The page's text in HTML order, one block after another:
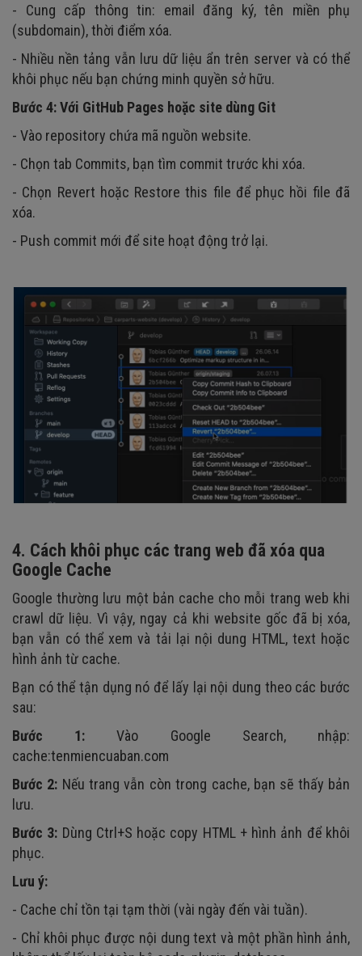
- Cung cấp thông tin: email đăng ký, tên miền phụ
(subdomain), thời điểm xóa.
- Nhiều nền tảng vẫn lưu dữ liệu ẩn trên server và có thể
khôi phục nếu bạn chứng minh quyền sở hữu.
Bước 4: Với GitHub Pages hoặc site dùng Git
- Vào repository chứa mã nguồn website.
- Chọn tab Commits, bạn tìm commit trước khi xóa.
- Chọn Revert hoặc Restore this file để phục hồi file đã
xóa.
- Push commit mới để site hoạt động trở lại.
4. Cách khôi phục các trang web đã xóa qua
Google Cache
Google thường lưu một bản cache cho mỗi trang web khi
crawl dữ liệu. Vì vậy, ngay cả khi website gốc đã bị xóa,
bạn vẫn có thể xem và tải lại nội dung HTML, text hoặc
hình ảnh từ cache.
Bạn có thể tận dụng nó để lấy lại nội dung theo các bước
sau:
Bước 1: Vào Google Search, nhập:
cache:tenmiencuaban.com
Bước 2: Nếu trang vẫn còn trong cache, bạn sẽ thấy bản
lưu.
Bước 3: Dùng Ctrl+S hoặc copy HTML + hình ảnh để khôi
phục.
Lưu ý:
- Cache chỉ tồn tại tạm thời (vài ngày đến vài tuần).
- Chỉ khôi phục được nội dung text và một phần hình ảnh,